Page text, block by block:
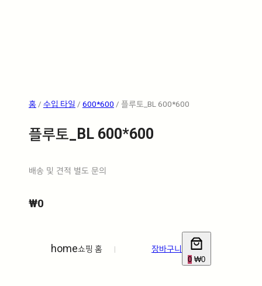
홈/ 수입 타일 / 600*600 / 플루토_BL 600*600
플루토_BL 600*600
배송 및 견적 별도 문의
₩0
home쇼핑 홈 | 장바구니
0 ₩0